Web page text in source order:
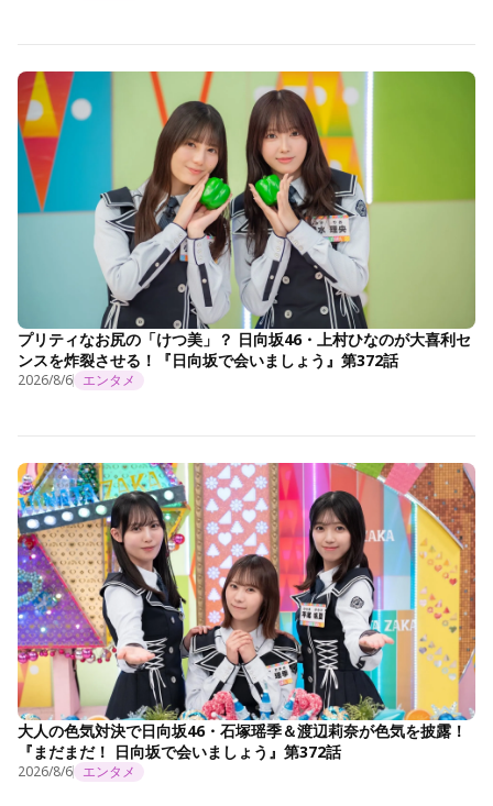
プリティなお尻の「けつ美」？ 日向坂46・上村ひなのが大喜利セ
ンスを炸裂させる！『日向坂で会いましょう』第372話
2026/8/6 エンタメ
大人の色気対決で日向坂46・石塚瑶季＆渡辺莉奈が色気を披露！
『まだまだ！ 日向坂で会いましょう』第372話
2026/8/6 エンタメ